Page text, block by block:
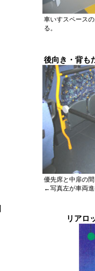
車いすスペース
る。
後向き・背も
優先席と中扉の
←写真左が車両
リアロ